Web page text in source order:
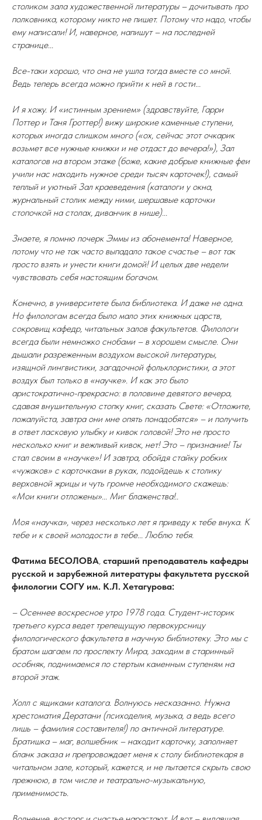
столиком зала художественной литературы – дочитывать про
полковника, которому никто не пишет. Потому что надо, чтобы
ему написали! И, наверное, напишут – на последней
странице...
Все-таки хорошо, что она не ушла тогда вместе со мной.
Ведь теперь всегда можно прийти к ней в гости...
И я хожу. И «истинным зрением» (здравствуйте, Гарри
Поттер и Таня Гроттер!) вижу широкие каменные ступени,
которых иногда слишком много («ох, сейчас этот очкарик
возьмет все нужные книжки и не отдаст до вечера!»), Зал
каталогов на втором этаже (боже, какие добрые книжные феи
учили нас находить нужное среди тысяч карточек!), самый
теплый и уютный Зал краеведения (каталоги у окна,
журнальный столик между ними, шершавые карточки
стопочкой на столах, диванчик в нише)...
Знаете, я помню почерк Эммы из абонемента! Наверное,
потому что не так часто выпадало такое счастье – вот так
просто взять и унести книги домой! И целых две недели
чувствовать себя настоящим богачом.
Конечно, в университете была библиотека. И даже не одна.
Но филологам всегда было мало этих книжных царств,
сокровищ кафедр, читальных залов факультетов. Филологи
всегда были немножко снобами – в хорошем смысле. Они
дышали разреженным воздухом высокой литературы,
изящной лингвистики, загадочной фольклористики, а этот
воздух был только в «научке». И как это было
аристократично-прекрасно: в половине девятого вечера,
сдавая внушительную стопку книг, сказать Свете: «Отложите,
пожалуйста, завтра они мне опять понадобятся» – и получить
в ответ ласковую улыбку и кивок головой! Это не просто
несколько книг и вежливый кивок, нет! Это – признание! Ты
стал своим в «научке»! И завтра, обойдя стайку робких
«чужаков» с карточками в руках, подойдешь к столику
верховной жрицы и чуть громче необходимого скажешь:
«Мои книги отложены»... Миг блаженства!..
Моя «научка», через несколько лет я приведу к тебе внука. К
тебе и к своей молодости в тебе... Люблю тебя.
Фатима БЕСОЛОВА, старший преподаватель кафедры
русской и зарубежной литературы факультета русской
филологии СОГУ им. К.Л. Хетагурова:
– Осеннее воскресное утро 1978 года. Студент-историк
третьего курса ведет трепещущую первокурсницу
филологического факультета в научную библиотеку. Это мы с
братом шагаем по проспекту Мира, заходим в старинный
особняк, поднимаемся по стертым каменным ступеням на
второй этаж.
Холл с ящиками каталога. Волнуюсь несказанно. Нужна
хрестоматия Дератани (психоделия, музыка, а ведь всего
лишь – фамилия составителя!) по античной литературе.
Братишка – маг, волшебник – находит карточку, заполняет
бланк заказа и препровождает меня к столу библиотекаря в
читальном зале, который, кажется, и не пытается скрыть свою
прежнюю, в том числе и театрально-музыкальную,
применимость.